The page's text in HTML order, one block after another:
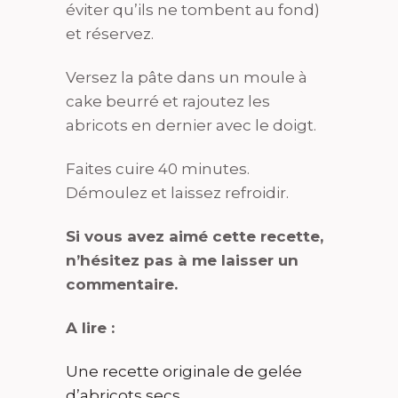
éviter qu’ils ne tombent au fond)
et réservez.
Versez la pâte dans un moule à
cake beurré et rajoutez les
abricots en dernier avec le doigt.
Faites cuire 40 minutes.
Démoulez et laissez refroidir.
Si vous avez aimé cette recette,
n’hésitez pas à me laisser un
commentaire.
A lire :
Une recette originale de gelée